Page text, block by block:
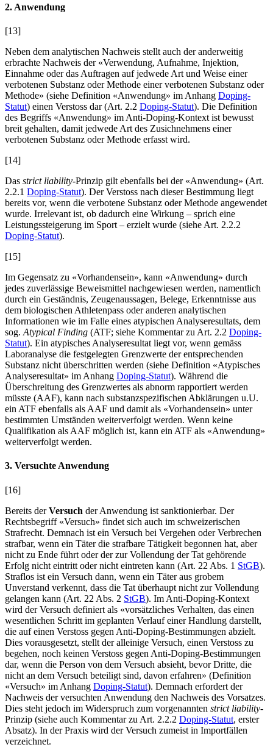
2. Anwendung
[13]
Neben dem analytischen Nachweis stellt auch der anderweitig
erbrachte Nachweis der «Verwendung, Aufnahme, Injektion,
Einnahme oder das Auftragen auf jedwede Art und Weise einer
verbotenen Substanz oder Methode einer verbotenen Substanz oder
Methode» (siehe Definition «Anwendung» im Anhang Doping-
Statut) einen Verstoss dar (Art. 2.2 Doping-Statut). Die Definition
des Begriffs «Anwendung» im Anti-Doping-Kontext ist bewusst
breit gehalten, damit jedwede Art des Zusichnehmens einer
verbotenen Substanz oder Methode erfasst wird.
[14]
Das strict liability-Prinzip gilt ebenfalls bei der «Anwendung» (Art.
2.2.1 Doping-Statut). Der Verstoss nach dieser Bestimmung liegt
bereits vor, wenn die verbotene Substanz oder Methode angewendet
wurde. Irrelevant ist, ob dadurch eine Wirkung – sprich eine
Leistungssteigerung im Sport – erzielt wurde (siehe Art. 2.2.2
Doping-Statut).
[15]
Im Gegensatz zu «Vorhandensein», kann «Anwendung» durch
jedes zuverlässige Beweismittel nachgewiesen werden, namentlich
durch ein Geständnis, Zeugenaussagen, Belege, Erkenntnisse aus
dem biologischen Athletenpass oder anderen analytischen
Informationen wie im Falle eines atypischen Analyseresultats, dem
sog. Atypical Finding (ATF; siehe Kommentar zu Art. 2.2 Doping-
Statut). Ein atypisches Analyseresultat liegt vor, wenn gemäss
Laboranalyse die festgelegten Grenzwerte der entsprechenden
Substanz nicht überschritten werden (siehe Definition «Atypisches
Analyseresultat» im Anhang Doping-Statut). Während die
Überschreitung des Grenzwertes als abnorm rapportiert werden
müsste (AAF), kann nach substanzspezifischen Abklärungen u.U.
ein ATF ebenfalls als AAF und damit als «Vorhandensein» unter
bestimmten Umständen weiterverfolgt werden. Wenn keine
Qualifikation als AAF möglich ist, kann ein ATF als «Anwendung»
weiterverfolgt werden.
3. Versuchte Anwendung
[16]
Bereits derVersuch der Anwendung ist sanktionierbar. Der
Rechtsbegriff «Versuch» findet sich auch im schweizerischen
Strafrecht. Demnach ist ein Versuch bei Vergehen oder Verbrechen
strafbar, wenn ein Täter die strafbare Tätigkeit begonnen hat, aber
nicht zu Ende führt oder der zur Vollendung der Tat gehörende
Erfolg nicht eintritt oder nicht eintreten kann (Art. 22 Abs. 1 StGB).
Straflos ist ein Versuch dann, wenn ein Täter aus grobem
Unverstand verkennt, dass die Tat überhaupt nicht zur Vollendung
gelangen kann (Art. 22 Abs. 2 StGB). Im Anti-Doping-Kontext
wird der Versuch definiert als «vorsätzliches Verhalten, das einen
wesentlichen Schritt im geplanten Verlauf einer Handlung darstellt,
die auf einen Verstoss gegen Anti-Doping-Bestimmungen abzielt.
Dies vorausgesetzt, stellt der alleinige Versuch, einen Verstoss zu
begehen, noch keinen Verstoss gegen Anti-Doping-Bestimmungen
dar, wenn die Person von dem Versuch absieht, bevor Dritte, die
nicht an dem Versuch beteiligt sind, davon erfahren» (Definition
«Versuch» im Anhang Doping-Statut). Demnach erfordert der
Nachweis der versuchten Anwendung den Nachweis des Vorsatzes.
Dies steht jedoch im Widerspruch zum vorgenannten strict liability-
Prinzip (siehe auch Kommentar zu Art. 2.2.2 Doping-Statut, erster
Absatz). In der Praxis wird der Versuch zumeist in Importfällen
verzeichnet.